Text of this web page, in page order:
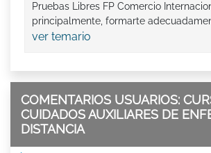
Pruebas Libres FP Comercio
principalmente, formarte
ver temario
COMENTARIOS USUARIOS:
CUIDADOS AUXILIARES DE
DISTANCIA